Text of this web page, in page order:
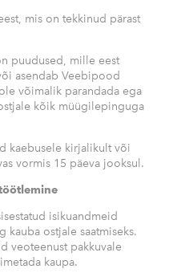
mis on tekkinud pärast
puudused, mille eest
asendab Veebipood
võimalik parandada ega
kõik müügilepinguga
kaebusele kirjalikult või
vormis 15 päeva jooksul.
isikuandmeid
kauba ostjale saatmiseks.
veoteenust pakkuvale
kaupa.